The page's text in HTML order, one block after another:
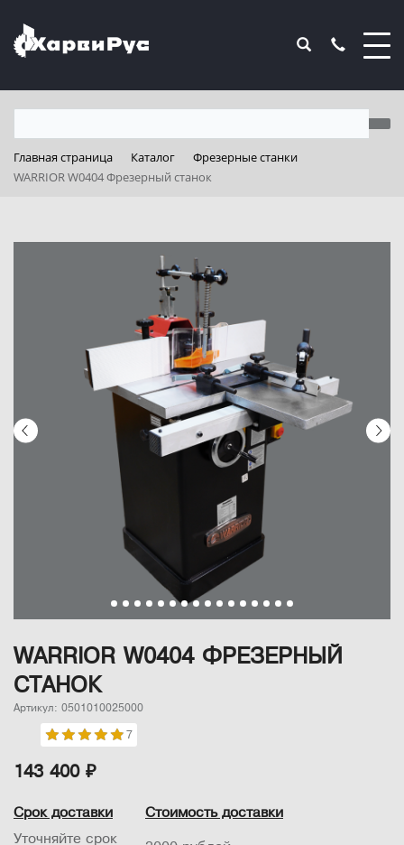
Главная страница Каталог
Фрезерные станки
WARRIOR W0404 Фрезерный станок
WARRIOR W0404 ФРЕЗЕРНЫЙ
СТАНОК
Артикул: 0501010025000
7
143 400 ₽
Срок доставки
Уточняйте срок
Стоимость доставки